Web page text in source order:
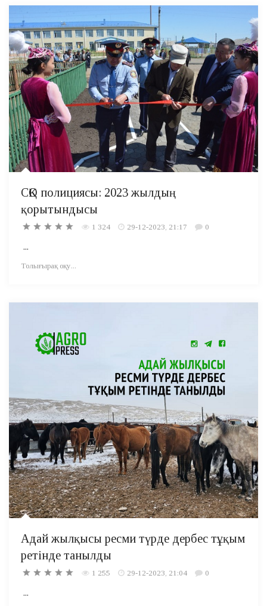
СҚО полициясы: 2023 жылдың
қорытындысы
1 324 29-12-2023, 21:17 0
...
Толығырақ оқу...
Адай жылқысы ресми түрде дербес тұқым
ретінде танылды
1 255 29-12-2023, 21:04 0
...